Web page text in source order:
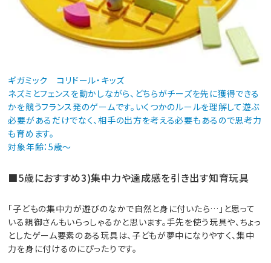
ギガミック コリドール・キッズ
ネズミとフェンスを動かしながら、どちらがチーズを先に獲得できる
かを競うフランス発のゲームです。いくつかのルールを理解して遊ぶ
必要があるだけでなく、相手の出方を考える必要もあるので思考力
も育めます。
対象年齢：5歳～
■5歳におすすめ3)集中力や達成感を引き出す知育玩具
「子どもの集中力が遊びのなかで自然と身に付いたら…」と思って
いる親御さんもいらっしゃるかと思います。手先を使う玩具や、ちょっ
としたゲーム要素のある玩具は、子どもが夢中になりやすく、集中
力を身に付けるのにぴったりです。